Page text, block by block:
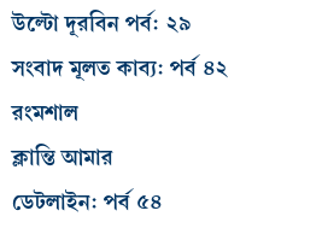
উল্টো দূরবিন পর্ব: ২৯
সংবাদ মূলত কাব্য: পর্ব ৪২
রংমশাল
ক্লান্তি আমার
ডেটলাইন: পর্ব ৫৪